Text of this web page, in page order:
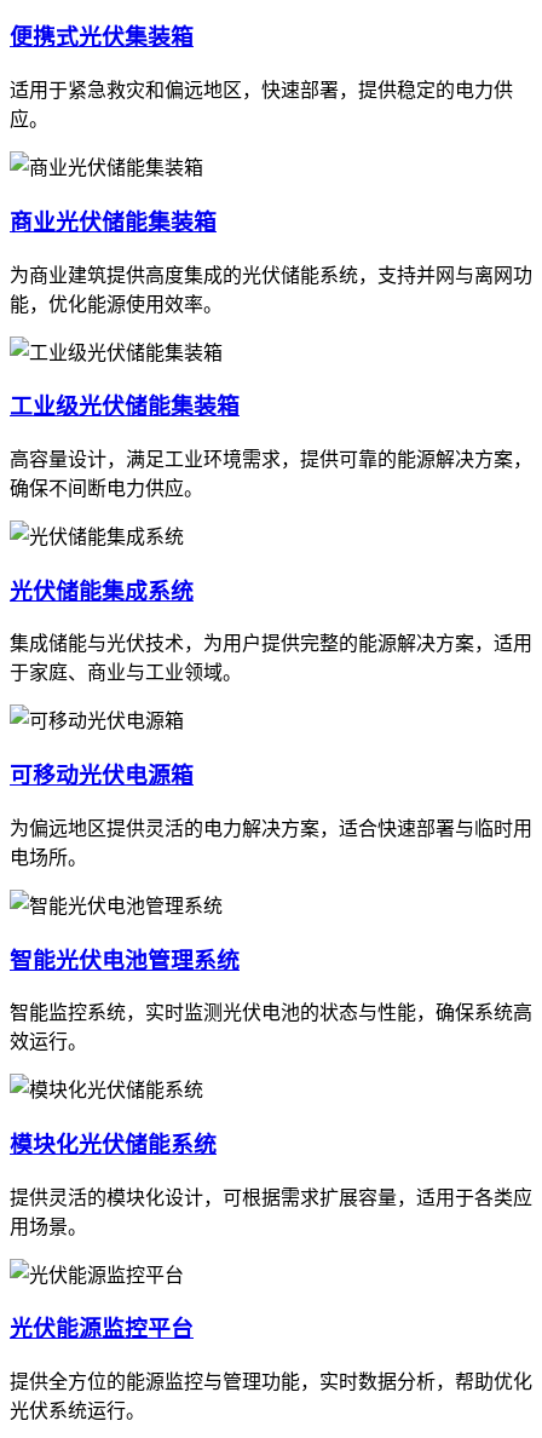
便携式光伏集装箱
适用于紧急救灾和偏远地区，快速部署，提供稳定的电力供
应。
商业光伏储能集装箱
为商业建筑提供高度集成的光伏储能系统，支持并网与离网功
能，优化能源使用效率。
工业级光伏储能集装箱
高容量设计，满足工业环境需求，提供可靠的能源解决方案，
确保不间断电力供应。
光伏储能集成系统
集成储能与光伏技术，为用户提供完整的能源解决方案，适用
于家庭、商业与工业领域。
可移动光伏电源箱
为偏远地区提供灵活的电力解决方案，适合快速部署与临时用
电场所。
智能光伏电池管理系统
智能监控系统，实时监测光伏电池的状态与性能，确保系统高
效运行。
模块化光伏储能系统
提供灵活的模块化设计，可根据需求扩展容量，适用于各类应
用场景。
光伏能源监控平台
提供全方位的能源监控与管理功能，实时数据分析，帮助优化
光伏系统运行。